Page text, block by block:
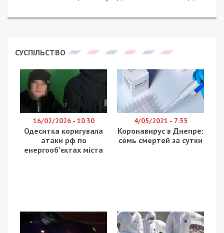
Сегодня, 6 июля, в Днепре, около 10:00 на улице
«Днепр Оперативный»
Трамвай №11 двигался по улице Строителей. В
этот момент грузовик уже стоял на рельсах,
пропускал машины и хотел повернуть. Водитель
трамвая не смог вовремя затормозить, так как
заклинила ходовая педаль. В результате,
трамвай врезался в грузовик. Из-за сильного
удара пострадала кабина, где находился
водитель трамвая. Пострадавших в аварии нет.